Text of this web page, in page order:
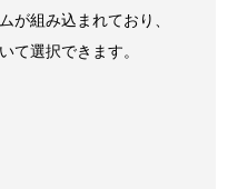
が組み込まれており、
て選択できます。